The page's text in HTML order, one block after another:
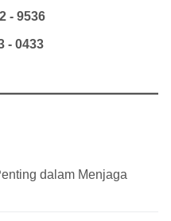
- 9536
- 0433
dalam Menjaga